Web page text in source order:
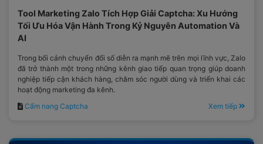
Tool Marketing Zalo Tích Hợp Giải Captcha: Xu Hướng
Tối Ưu Hóa Vận Hành Trong Kỷ Nguyên Automation Và
AI
Trong bối cảnh chuyển đổi số diễn ra mạnh mẽ trên mọi lĩnh vực, Zalo
đã trở thành một trong những kênh giao tiếp quan trọng giúp doanh
nghiệp tiếp cận khách hàng, chăm sóc người dùng và triển khai các
hoạt động marketing đa kênh.
Cẩm nang Captcha
Xem tiếp